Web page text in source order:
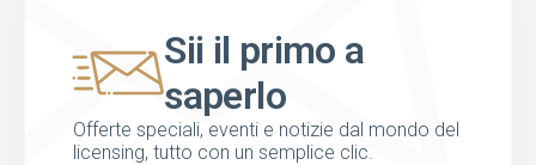
Sii il primo a
saperlo
Offerte speciali, eventi e notizie dal mondo del
licensing, tutto con un semplice clic.